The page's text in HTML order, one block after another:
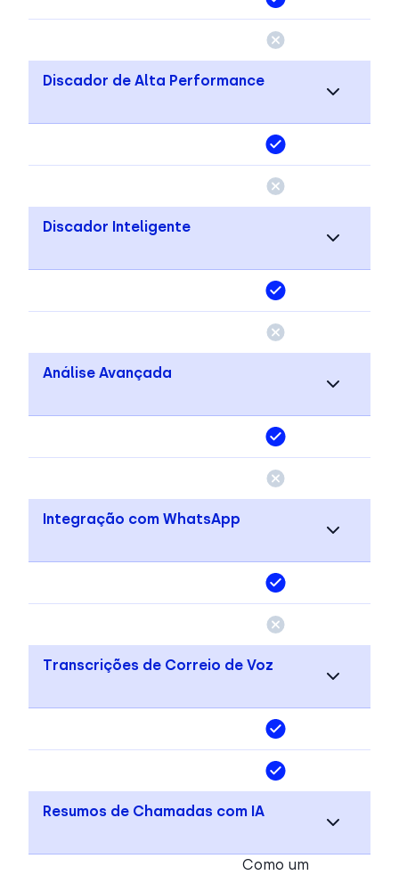
Discador de Alta Performance
Discador Inteligente
Análise Avançada
Integração com WhatsApp
Transcrições de Correio de Voz
Resumos de Chamadas com IA
Como um